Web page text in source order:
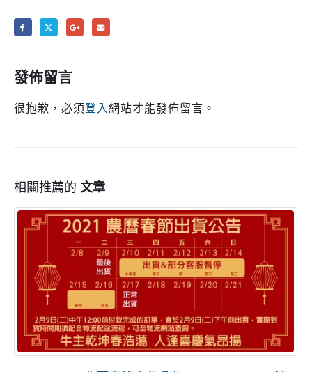
發佈留言
很抱歉，必須登入 網站才能發佈留言。
相關推薦的 文章